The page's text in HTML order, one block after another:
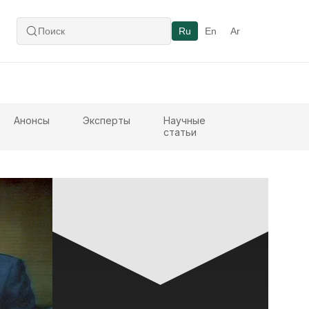
Ru En Ar
Анонсы Эксперты
Научные
статьи